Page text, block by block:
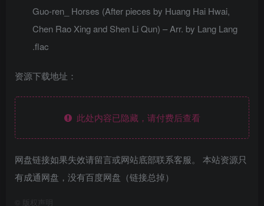
Guo-ren_ Horses (After pieces by Huang Hai Hwai,
Chen Rao Xing and Shen Li Qun) – Arr. by Lang Lang
.flac
资源下载地址：
此处内容已隐藏，请付费后查看
网盘链接如果失效请留言或网站底部联系客服。 本站资源只
有成通网盘，没有百度网盘（链接总掉）
版权声明